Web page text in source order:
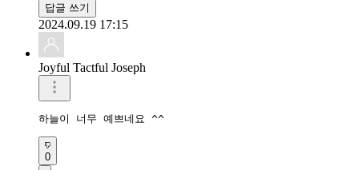
답글 쓰기
2024.09.19 17:15
Joyful Tactful Joseph
하늘이 너무 예쁘네요 ^^
0